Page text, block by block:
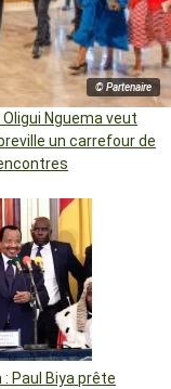
© Partenaire
Nguema veut
un carrefour de
Paul Biya prête